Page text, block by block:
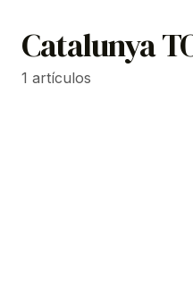
Catalunya
1 artículos